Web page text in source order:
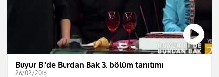
Buyur Bi'de Burdan Bak 3. bölüm tanıtımı
26/02/2016